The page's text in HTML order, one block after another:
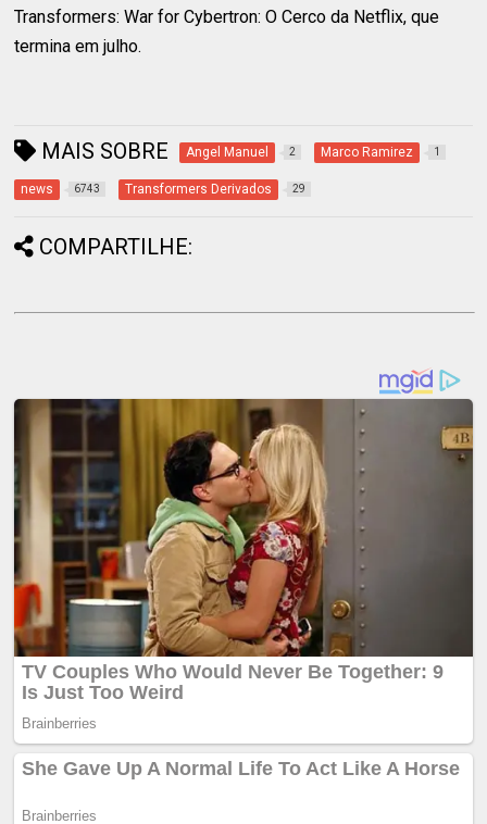
Transformers: War for Cybertron: O Cerco da Netflix, que
termina em julho.
MAIS SOBRE Angel Manuel 2 Marco Ramirez 1
news 6743 Transformers Derivados 29
COMPARTILHE: